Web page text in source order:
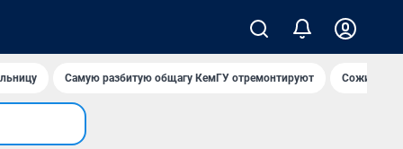
Самую разбитую общагу КемГУ отремонтируют